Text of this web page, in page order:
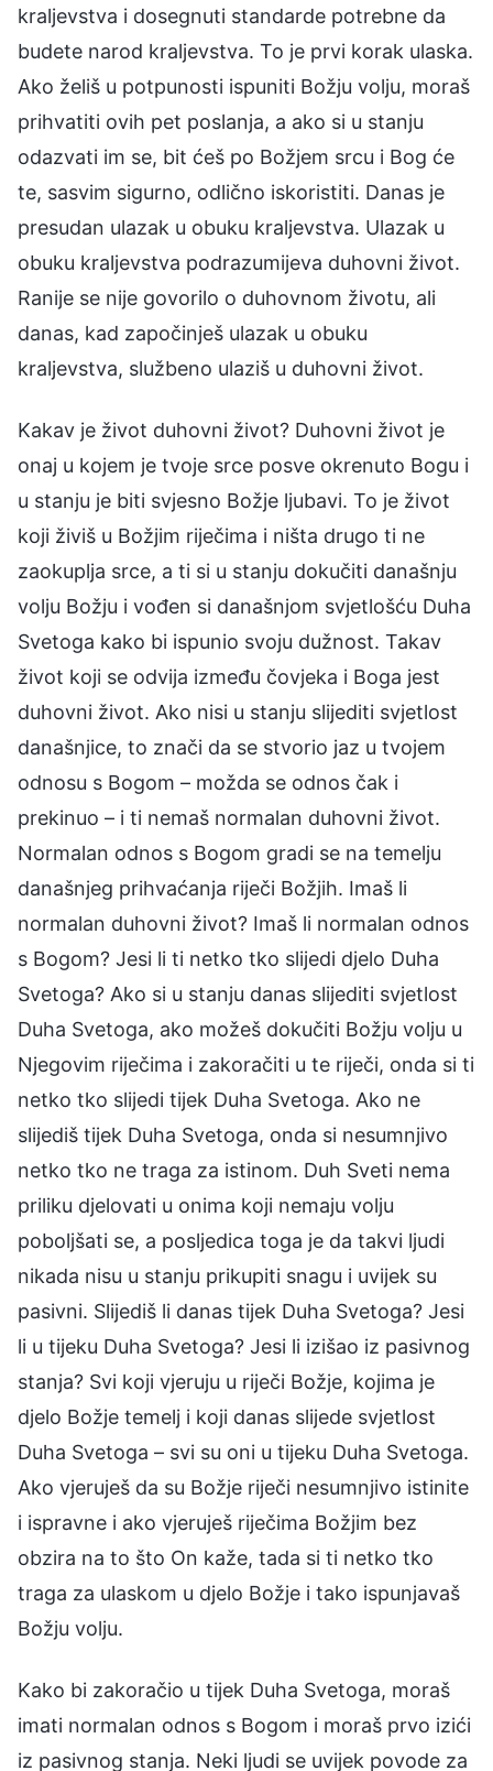
kraljevstva i dosegnuti standarde potrebne da
budete narod kraljevstva. To je prvi korak ulaska.
Ako želiš u potpunosti ispuniti Božju volju, moraš
prihvatiti ovih pet poslanja, a ako si u stanju
odazvati im se, bit ćeš po Božjem srcu i Bog će
te, sasvim sigurno, odlično iskoristiti. Danas je
presudan ulazak u obuku kraljevstva. Ulazak u
obuku kraljevstva podrazumijeva duhovni život.
Ranije se nije govorilo o duhovnom životu, ali
danas, kad započinješ ulazak u obuku
kraljevstva, službeno ulaziš u duhovni život.
Kakav je život duhovni život? Duhovni život je
onaj u kojem je tvoje srce posve okrenuto Bogu i
u stanju je biti svjesno Božje ljubavi. To je život
koji živiš u Božjim riječima i ništa drugo ti ne
zaokuplja srce, a ti si u stanju dokučiti današnju
volju Božju i vođen si današnjom svjetlošću Duha
Svetoga kako bi ispunio svoju dužnost. Takav
život koji se odvija između čovjeka i Boga jest
duhovni život. Ako nisi u stanju slijediti svjetlost
današnjice, to znači da se stvorio jaz u tvojem
odnosu s Bogom – možda se odnos čak i
prekinuo – i ti nemaš normalan duhovni život.
Normalan odnos s Bogom gradi se na temelju
današnjeg prihvaćanja riječi Božjih. Imaš li
normalan duhovni život? Imaš li normalan odnos
s Bogom? Jesi li ti netko tko slijedi djelo Duha
Svetoga? Ako si u stanju danas slijediti svjetlost
Duha Svetoga, ako možeš dokučiti Božju volju u
Njegovim riječima i zakoračiti u te riječi, onda si ti
netko tko slijedi tijek Duha Svetoga. Ako ne
slijediš tijek Duha Svetoga, onda si nesumnjivo
netko tko ne traga za istinom. Duh Sveti nema
priliku djelovati u onima koji nemaju volju
poboljšati se, a posljedica toga je da takvi ljudi
nikada nisu u stanju prikupiti snagu i uvijek su
pasivni. Slijediš li danas tijek Duha Svetoga? Jesi
li u tijeku Duha Svetoga? Jesi li izišao iz pasivnog
stanja? Svi koji vjeruju u riječi Božje, kojima je
djelo Božje temelj i koji danas slijede svjetlost
Duha Svetoga – svi su oni u tijeku Duha Svetoga.
Ako vjeruješ da su Božje riječi nesumnjivo istinite
i ispravne i ako vjeruješ riječima Božjim bez
obzira na to što On kaže, tada si ti netko tko
traga za ulaskom u djelo Božje i tako ispunjavaš
Božju volju.
Kako bi zakoračio u tijek Duha Svetoga, moraš
imati normalan odnos s Bogom i moraš prvo izići
iz pasivnog stanja. Neki ljudi se uvijek povode za